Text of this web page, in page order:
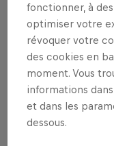
fonctionner, à
optimiser votre
révoquer votre
des cookies en
moment. Vous
informations
et dans les
dessous.